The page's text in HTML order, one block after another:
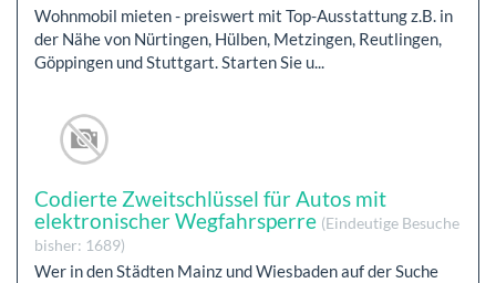
Wohnmobil mieten - preiswert mit Top-Ausstattung z.B. in
der Nähe von Nürtingen, Hülben, Metzingen, Reutlingen,
Göppingen und Stuttgart. Starten Sie u...
Codierte Zweitschlüssel für Autos mit
elektronischer Wegfahrsperre (Eindeutige Besuche
bisher: 1689)
Wer in den Städten Mainz und Wiesbaden auf der Suche